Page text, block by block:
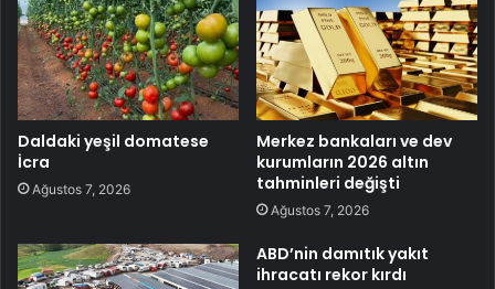
Daldaki yeşil domatese
İcra
Ağustos 7, 2026
Merkez bankaları ve dev
kurumların 2026 altın
tahminleri değişti
Ağustos 7, 2026
ABD’nin damıtık yakıt
ihracatı rekor kırdı